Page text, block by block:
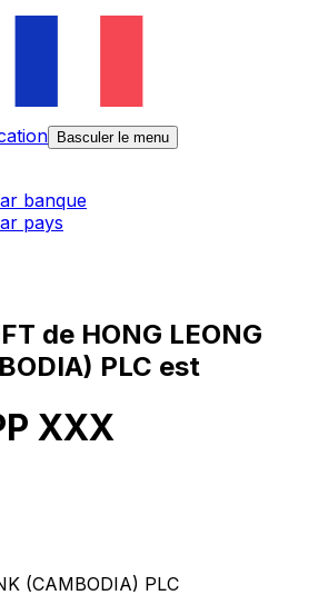
Basculer le menu
banque
pays
de HONG LEONG
PLC est
XXX
(CAMBODIA) PLC